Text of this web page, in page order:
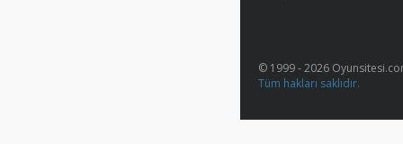
© 1999 - 2026
Tüm hakları saklıdır.